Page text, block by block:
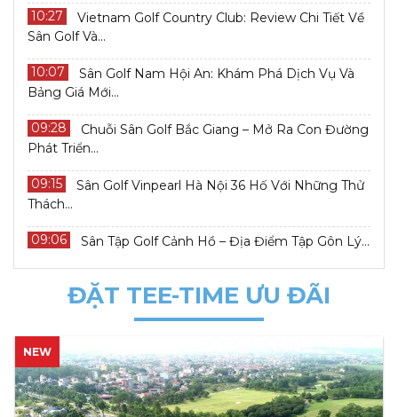
10:27
Vietnam Golf Country Club: Review Chi Tiết Về
Sân Golf Và...
10:07
Sân Golf Nam Hội An: Khám Phá Dịch Vụ Và
Bảng Giá Mới...
09:28
Chuỗi Sân Golf Bắc Giang – Mở Ra Con Đường
Phát Triển...
09:15
Sân Golf Vinpearl Hà Nội 36 Hố Với Những Thử
Thách...
09:06 Sân Tập Golf Cảnh Hồ – Địa Điểm Tập Gôn Lý...
ĐẶT TEE-TIME ƯU ĐÃI
NEW